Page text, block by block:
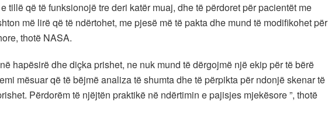
tillë që të funksionojë tre deri katër muaj, dhe të përdoret për pacientët me
më lirë që të ndërtohet, me pjesë më të pakta dhe mund të modifikohet për
thotë NASA.
hapësirë dhe diçka prishet, ne nuk mund të dërgojmë një ekip për të bërë
mësuar që të bëjmë analiza të shumta dhe të përpikta për ndonjë skenar të
Përdorëm të njëjtën praktikë në ndërtimin e pajisjes mjekësore ”, thotë